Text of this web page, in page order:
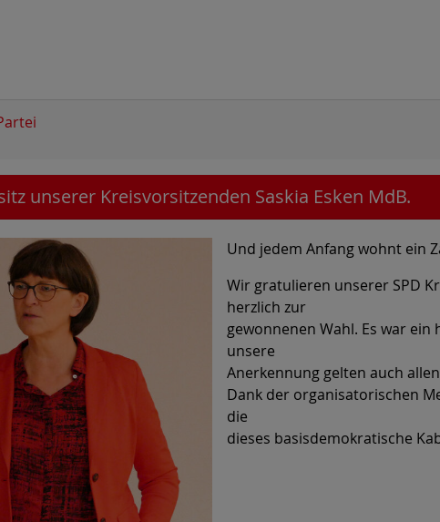
unserer Kreisvorsitzenden Saskia Esken MdB.
Und jedem Anfang wohnt ein
Wir gratulieren unserer SPD
herzlich zur
gewonnenen Wahl. Es war
unsere
Anerkennung gelten auch
Dank der organisatorischen
die
dieses basisdemokratische